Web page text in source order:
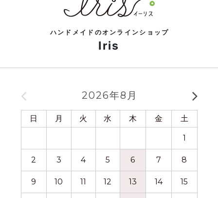
ハンドメイドのオンラインショップ
Iris
2026年8月
日 月 火 水 木 金 土
1
2 3 4 5 6 7 8
9 10 11 12 13 14 15